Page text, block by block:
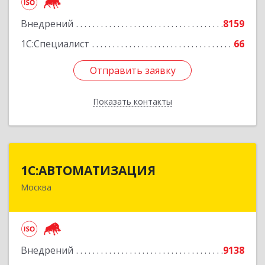
Внедрений
8159
1С:Специалист
66
Отправить заявку
Показать контакты
Отправить заявку
Назад
1С:АВТОМАТИЗАЦИЯ
Москва
Внедрений
9138
111024, Москва г, Энтузиастов 1-я ул, дом №